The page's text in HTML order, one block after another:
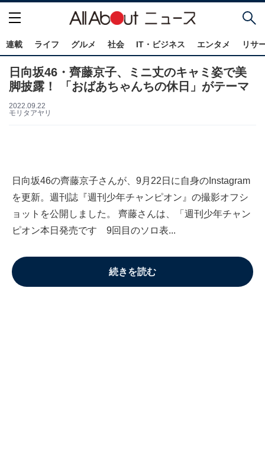
連載 ライフ グルメ 社会 IT・ビジネス エンタメ リサ
日向坂46・齊藤京子、ミニ丈のキャミ姿で美
脚披露！ 「おばあちゃんちの休日」がテーマ
2022.09.22
モリタアヤリ
日向坂46の齊藤京子さんが、9月22日に自身のInstagram
を更新。週刊誌『週刊少年チャンピオン』の撮影オフシ
ョットを公開しました。 齊藤さんは、「週刊少年チャン
ピオン本日発売です 9回目のソロ表...
続きを読む